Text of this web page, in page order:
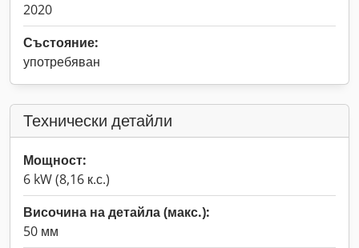
2020
Състояние:
употребяван
Технически детайли
Мощност:
6 kW (8,16 к.с.)
Височина на детайла (макс.):
50 мм